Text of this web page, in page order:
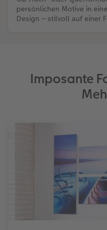
persönlichen Motive in
Design – stilvoll auf einer
Imposante